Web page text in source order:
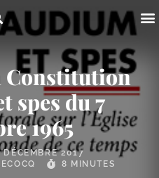
Constitution
spes du 7
1965
DÉCEMBRE 2017
8 MINUTES